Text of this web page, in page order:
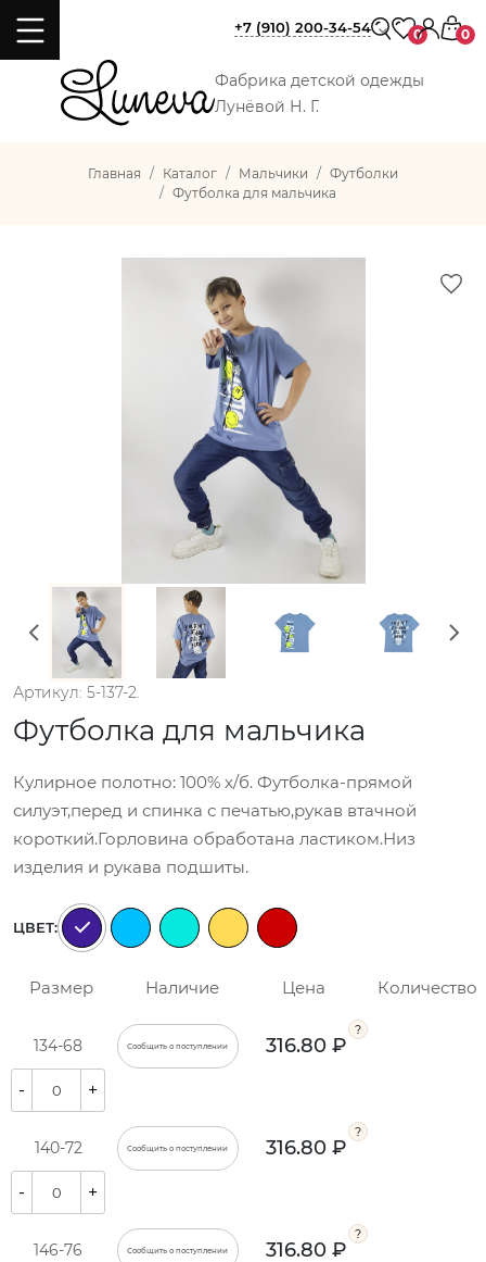
Фабрика детской одежды
Лунёвой Н. Г.
+7 (910) 200-34-54 0 0
Главная Каталог Мальчики
Футболки
Футболка для мальчика
Артикул: 5-137-2.
Футболка для мальчика
Кулирное полотно: 100% х/б. Футболка-прямой
силуэт,перед и спинка с печатью,рукав втачной
короткий.Горловина обработана ластиком.Низ
изделия и рукава подшиты.
ЦВЕТ:
Размер Наличие Цена Количество
134-68 Сообщить о поступлении 316.80 ₽
- +
140-72 Сообщить о поступлении 316.80 ₽
- +
146-76 Сообщить о поступлении 316.80 ₽